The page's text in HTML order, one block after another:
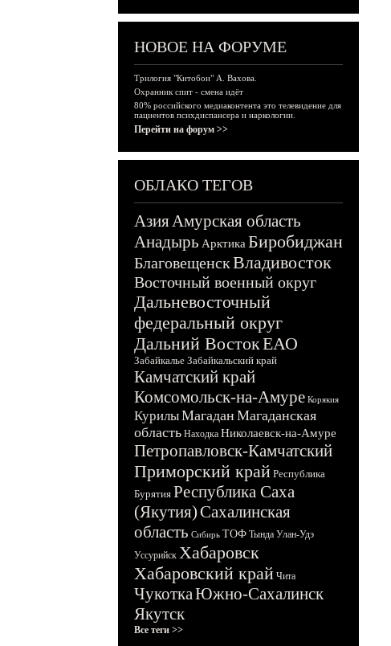
НОВОЕ НА ФОРУМЕ
Трилогия "Китобои" А. Вахова.
Охранник спит - смена идёт
80% российского медиаконтента это телевидение для
пациентов психдиспансера и наркологии.
Перейти на форум >>
ОБЛАКО ТЕГОВ
АзияАмурская область
Анадырь Арктика Биробиджан
БлаговещенскВладивосток
Восточный военный округ
Дальневосточный
федеральный округ
Дальний ВостокЕАО
Забайкалье Забайкальский край
Камчатский край
Комсомольск-на-Амуре Корякия
КурилыМагадан Магаданская
область Находка Николаевск-на-Амуре
Петропавловск-Камчатский
Приморский край Республика
Бурятия Республика Саха
(Якутия)Сахалинская
область Сибирь ТОФ Тында Улан-Удэ
Уссурийск Хабаровск
Хабаровский край Чита
ЧукоткаЮжно-Сахалинск
Якутск
Все теги >>